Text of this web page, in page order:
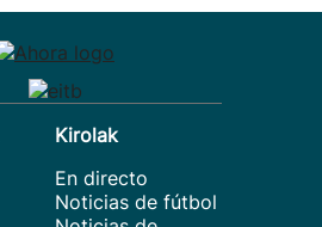
Kirolak
En directo
Noticias de fútbol